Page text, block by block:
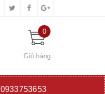
0
Giỏ hàng
0933753653